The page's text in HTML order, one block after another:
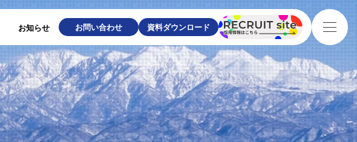
お知らせ お問い合わせ 資料ダウンロード